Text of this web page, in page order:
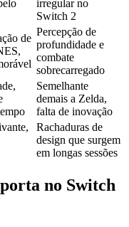
irregular no
Switch 2
de
Percepção de
profundidade e
combate
sobrecarregado
Semelhante
demais a Zelda,
falta de inovação
Rachaduras de
design que surgem
em longas sessões
no Switch